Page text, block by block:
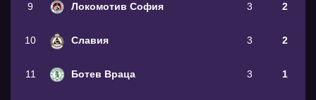
9 Локомотив София 3 2
10 Славия 3 2
11 Ботев Враца 3 1